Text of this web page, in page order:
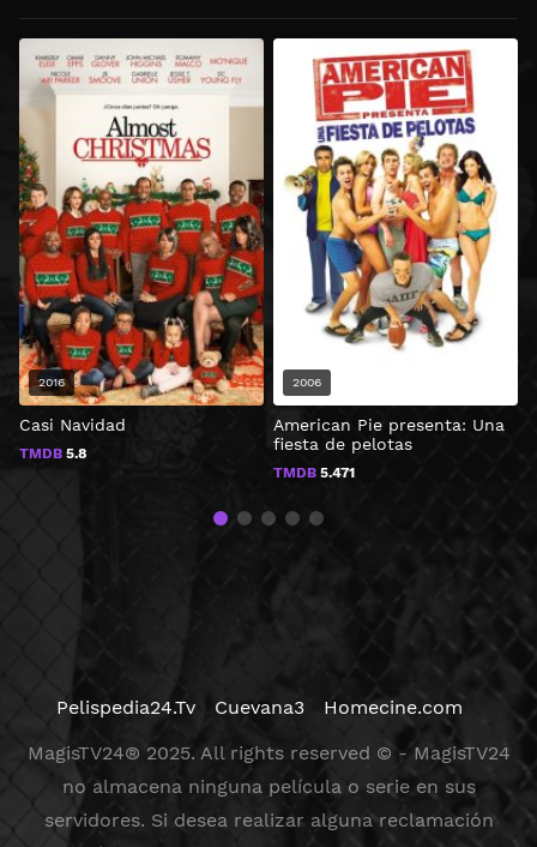
Casi Navidad
TMDB 5.8
2016
American Pie presenta: Una
fiesta de pelotas
TMDB 5.471
2006
Pelispedia24.Tv Cuevana3
Homecine.com
MagisTV24® 2025. All rights reserved © - MagisTV24
no almacena ninguna película o serie en sus
servidores. Si desea realizar alguna reclamación